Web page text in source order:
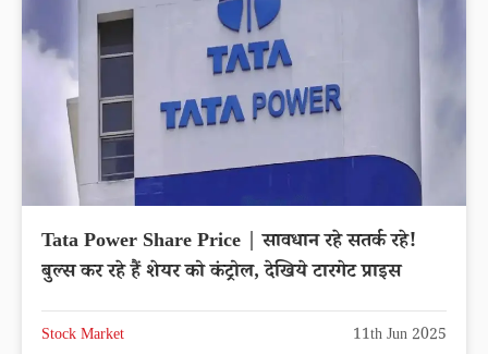
Tata Power Share Price | सावधान रहे सतर्क रहे!
बुल्स कर रहे हैं शेयर को कंट्रोल, देखिये टारगेट प्राइस
Stock Market 11th Jun 2025